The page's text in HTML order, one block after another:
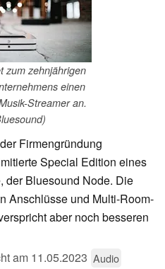
zum zehnjährigen
einen
Streamer an.
Firmengründung
Special Edition eines
der Bluesound Node. Die
Anschlüsse und Multi-Room-
aber noch besseren
am 11.05.2023 Audio